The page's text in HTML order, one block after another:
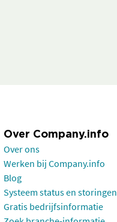
Over Company.info
Over ons
Werken bij Company.info
Blog
Systeem status en storingen
Gratis bedrijfsinformatie